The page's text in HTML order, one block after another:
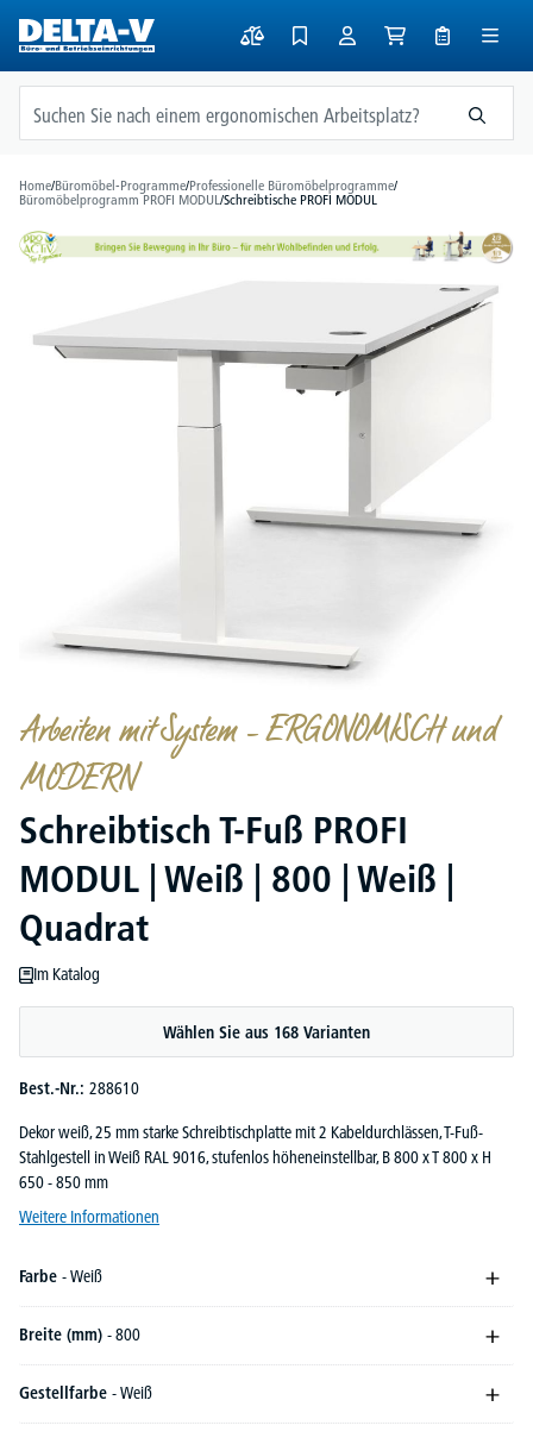
springen
Home/Büromöbel-Programme/Professionelle Büromöbelprogramme/
Büromöbelprogramm PROFI MODUL/Schreibtische PROFI MODUL
Arbeiten mit System – ERGONOMISCH und
MODERN
Schreibtisch T-Fuß PROFI
MODUL | Weiß | 800 | Weiß |
Quadrat
Im Katalog
Wählen Sie aus 168 Varianten
Best.-Nr.: 288610
Dekor weiß, 25 mm starke Schreibtischplatte mit 2 Kabeldurchlässen, T-Fuß-
Stahlgestell in Weiß RAL 9016, stufenlos höheneinstellbar, B 800 x T 800 x H
650 - 850 mm
Weitere Informationen
Farbe - Weiß
Breite (mm) - 800
Gestellfarbe - Weiß